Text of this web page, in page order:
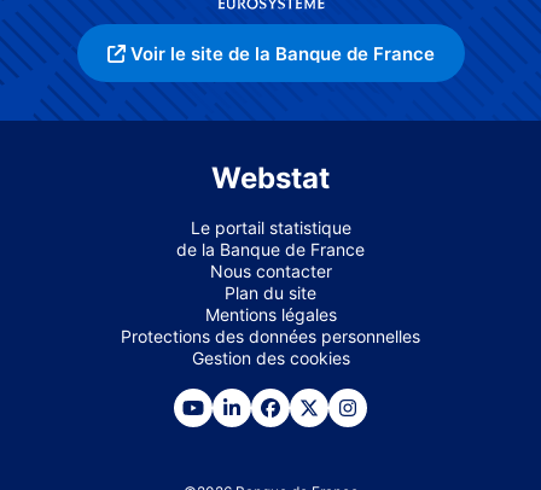
Voir le site de la Banque de France
Webstat
Le portail statistique
de la Banque de France
Nous contacter
Plan du site
Mentions légales
Protections des données personnelles
Gestion des cookies